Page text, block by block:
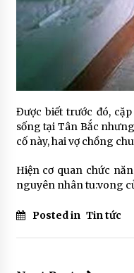
Được biết trước đó,
sống tại Tân Bắc
cố này, hai vợ chồng
Hiện cơ quan chức
nguyên nhân tu:vong
Posted in Tin tức